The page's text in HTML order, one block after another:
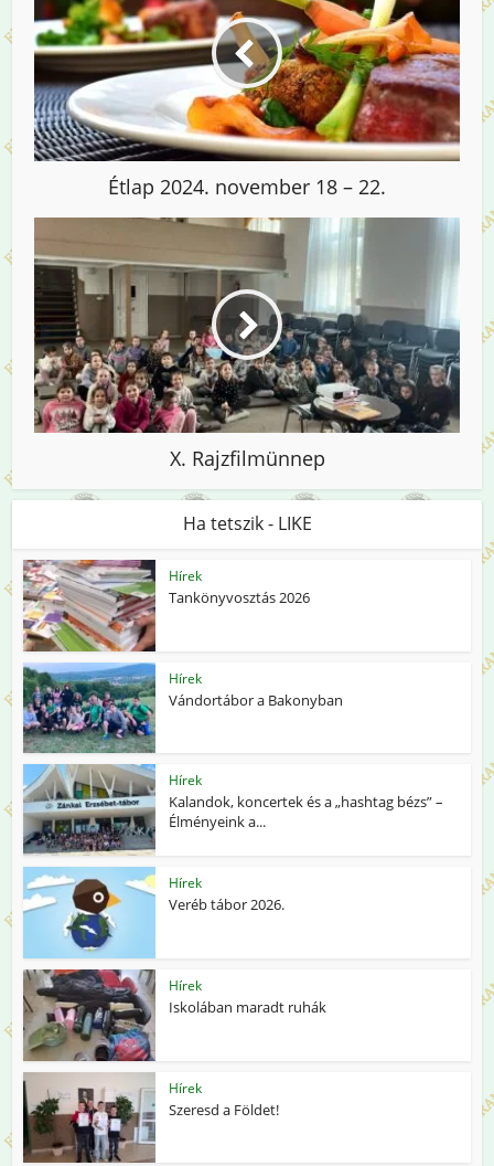
Étlap 2024. november 18 – 22.
X. Rajzfilmünnep
Ha tetszik - LIKE
Hírek
Tankönyvosztás 2026
Hírek
Vándortábor a Bakonyban
Hírek
Kalandok, koncertek és a „hashtag bézs” –
Élményeink a...
Hírek
Veréb tábor 2026.
Hírek
Iskolában maradt ruhák
Hírek
Szeresd a Földet!